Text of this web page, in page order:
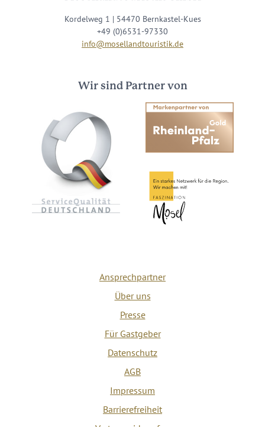
Kordelweg 1 | 54470 Bernkastel-Kues
+49 (0)6531-97330
info@mosellandtouristik.de
Wir sind Partner von
Ansprechpartner
Über uns
Presse
Für Gastgeber
Datenschutz
AGB
Impressum
Barrierefreiheit